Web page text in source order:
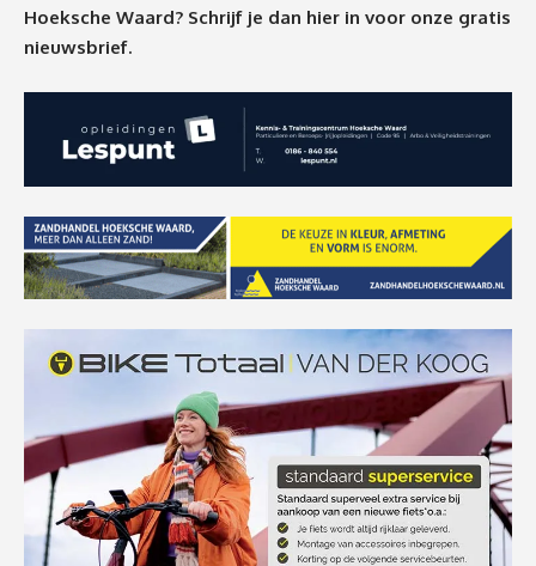
Hoeksche Waard? Schrijf je dan hier in voor onze gratis
nieuwsbrief.